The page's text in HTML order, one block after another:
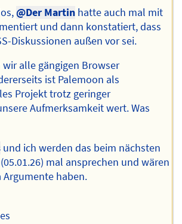
@Der Martin hatte auch mal mit
und dann konstatiert, dass
Diskussionen außen vor sei.
alle gängigen Browser
ist Palemoon als
Projekt trotz geringer
Aufmerksamkeit wert. Was
und ich werden das beim nächsten
mal ansprechen und wären
haben.